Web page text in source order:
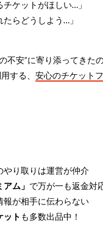
チケットがほしい…」
たらどうしよう…」
不安”に寄り添ってきたの
する、 安心のチケット
やり取りは運営が仲介
ム」 で万が一も返金対
報が相手に伝わらない
ット も多数出品中！